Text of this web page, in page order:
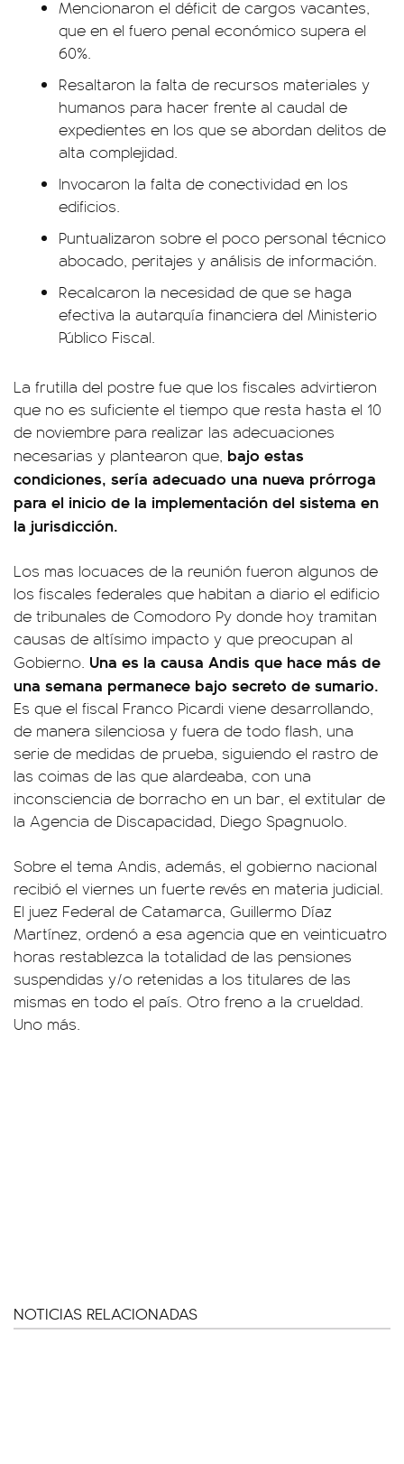
Mencionaron el déficit de cargos vacantes,
que en el fuero penal económico supera el
60%.
Resaltaron la falta de recursos materiales y
humanos para hacer frente al caudal de
expedientes en los que se abordan delitos de
alta complejidad.
Invocaron la falta de conectividad en los
edificios.
Puntualizaron sobre el poco personal técnico
abocado, peritajes y análisis de información.
Recalcaron la necesidad de que se haga
efectiva la autarquía financiera del Ministerio
Público Fiscal.
La frutilla del postre fue que los fiscales advirtieron
que no es suficiente el tiempo que resta hasta el 10
de noviembre para realizar las adecuaciones
necesarias y plantearon que, bajo estas
condiciones, sería adecuado una nueva prórroga
para el inicio de la implementación del sistema en
la jurisdicción.
Los mas locuaces de la reunión fueron algunos de
los fiscales federales que habitan a diario el edificio
de tribunales de Comodoro Py donde hoy tramitan
causas de altísimo impacto y que preocupan al
Gobierno. Una es la causa Andis que hace más de
una semana permanece bajo secreto de sumario.
Es que el fiscal Franco Picardi viene desarrollando,
de manera silenciosa y fuera de todo flash, una
serie de medidas de prueba, siguiendo el rastro de
las coimas de las que alardeaba, con una
inconsciencia de borracho en un bar, el extitular de
la Agencia de Discapacidad, Diego Spagnuolo.
Sobre el tema Andis, además, el gobierno nacional
recibió el viernes un fuerte revés en materia judicial.
El juez Federal de Catamarca, Guillermo Díaz
Martínez, ordenó a esa agencia que en veinticuatro
horas restablezca la totalidad de las pensiones
suspendidas y/o retenidas a los titulares de las
mismas en todo el país. Otro freno a la crueldad.
Uno más.
NOTICIAS RELACIONADAS